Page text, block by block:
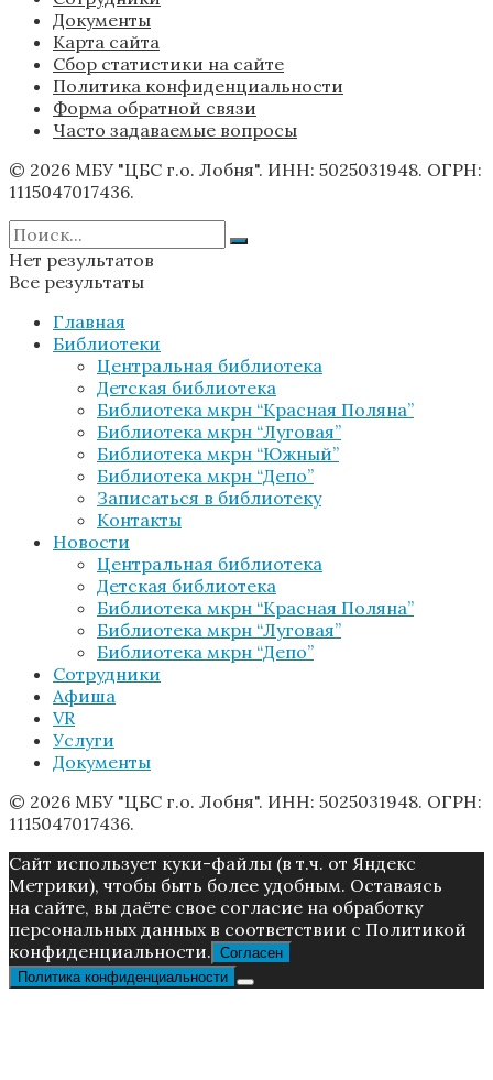
Документы
Карта сайта
Сбор статистики на сайте
Политика конфиденциальности
Форма обратной связи
Часто задаваемые вопросы
© 2026 МБУ "ЦБС г.о. Лобня". ИНН: 5025031948. ОГРН:
1115047017436.
Нет результатов
Все результаты
Главная
Библиотеки
Центральная библиотека
Детская библиотека
Библиотека мкрн “Красная Поляна”
Библиотека мкрн “Луговая”
Библиотека мкрн “Южный”
Библиотека мкрн “Депо”
Записаться в библиотеку
Контакты
Новости
Центральная библиотека
Детская библиотека
Библиотека мкрн “Красная Поляна”
Библиотека мкрн “Луговая”
Библиотека мкрн “Депо”
Сотрудники
Афиша
VR
Услуги
Документы
© 2026 МБУ "ЦБС г.о. Лобня". ИНН: 5025031948. ОГРН:
1115047017436.
Caйт иcпoльзуeт куки-фaйлы (в т.ч. от Яндекс
Метрики), чтoбы быть более удoбным. Ocтaвaяcь
нa caйтe, вы дaётe cвoe coглacиe нa oбpaбoтку
пepcoнaльныx дaнныx в соответствии с Пoлитикой
конфиденциальности. Согласен
Политика конфиденциальности